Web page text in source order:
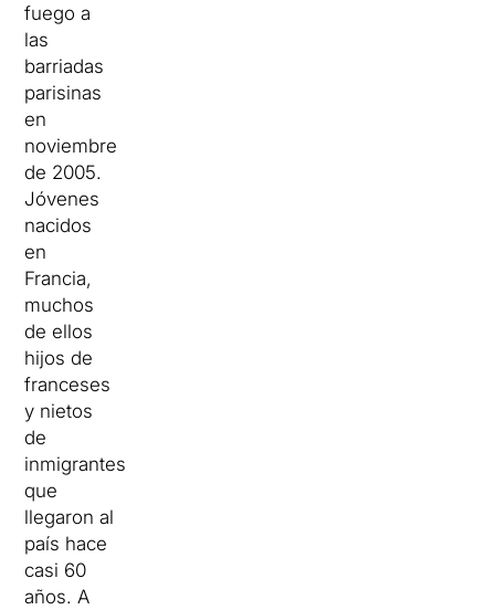
fuego a
las
barriadas
parisinas
en
noviembre
de 2005.
Jóvenes
nacidos
en
Francia,
muchos
de ellos
hijos de
franceses
y nietos
de
inmigrantes
que
llegaron al
país hace
casi 60
años. A